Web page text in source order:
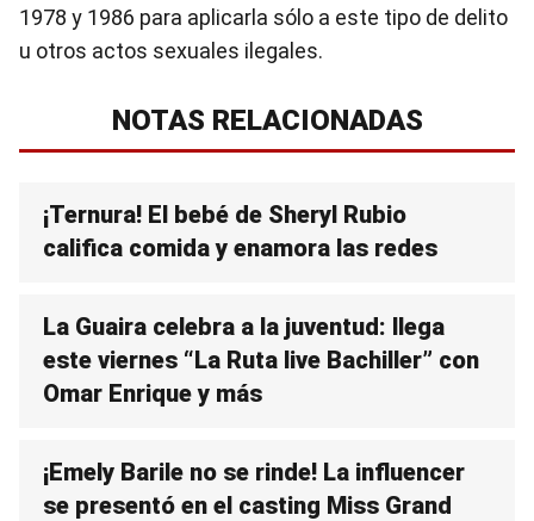
1978 y 1986 para aplicarla sólo a este tipo de delito
u otros actos sexuales ilegales.
NOTAS RELACIONADAS
¡Ternura! El bebé de Sheryl Rubio
califica comida y enamora las redes
La Guaira celebra a la juventud: llega
este viernes “La Ruta live Bachiller” con
Omar Enrique y más
¡Emely Barile no se rinde! La influencer
se presentó en el casting Miss Grand